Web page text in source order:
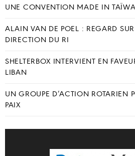
UNE CONVENTION MADE IN
ALAIN VAN DE POEL : REGARD
DIRECTION DU RI
SHELTERBOX INTERVIENT EN
LIBAN
UN GROUPE D’ACTION ROTARIEN
PAIX